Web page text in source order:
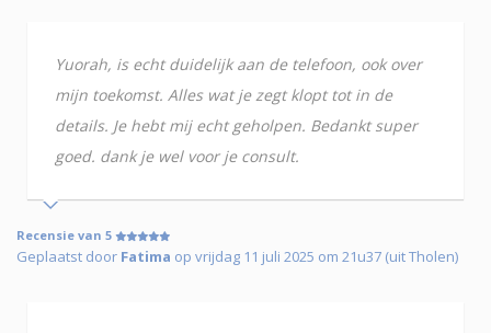
Yuorah, is echt duidelijk aan de telefoon, ook over
mijn toekomst. Alles wat je zegt klopt tot in de
details. Je hebt mij echt geholpen. Bedankt super
goed. dank je wel voor je consult.
Recensie van 5
Geplaatst door Fatima op vrijdag 11 juli 2025 om 21u37 (uit Tholen)